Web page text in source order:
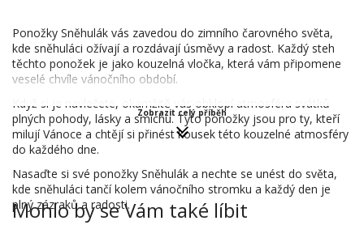
Ponožky Sněhulák vás zavedou do zimního čarovného světa,
kde sněhuláci ožívají a rozdávají úsměvy a radost. Každý steh
těchto ponožek je jako kouzelná vločka, která vám připomene
veselé chvíle vánočního období.
Když si je navlečete, okamžitě vás obklopí atmosféra svátků
plných pohody, lásky a smíchu. Tyto ponožky jsou pro ty, kteří
milují Vánoce a chtějí si přinést kousek této kouzelné atmosféry
do každého dne.
Nasaďte si své ponožky Sněhulák a nechte se unést do světa,
kde sněhuláci tančí kolem vánočního stromku a každý den je
plný zázraků a radosti.
Zobrazit celý příběh
Mohlo by se Vám také líbit